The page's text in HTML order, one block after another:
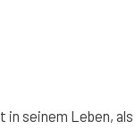
seinem Leben, als